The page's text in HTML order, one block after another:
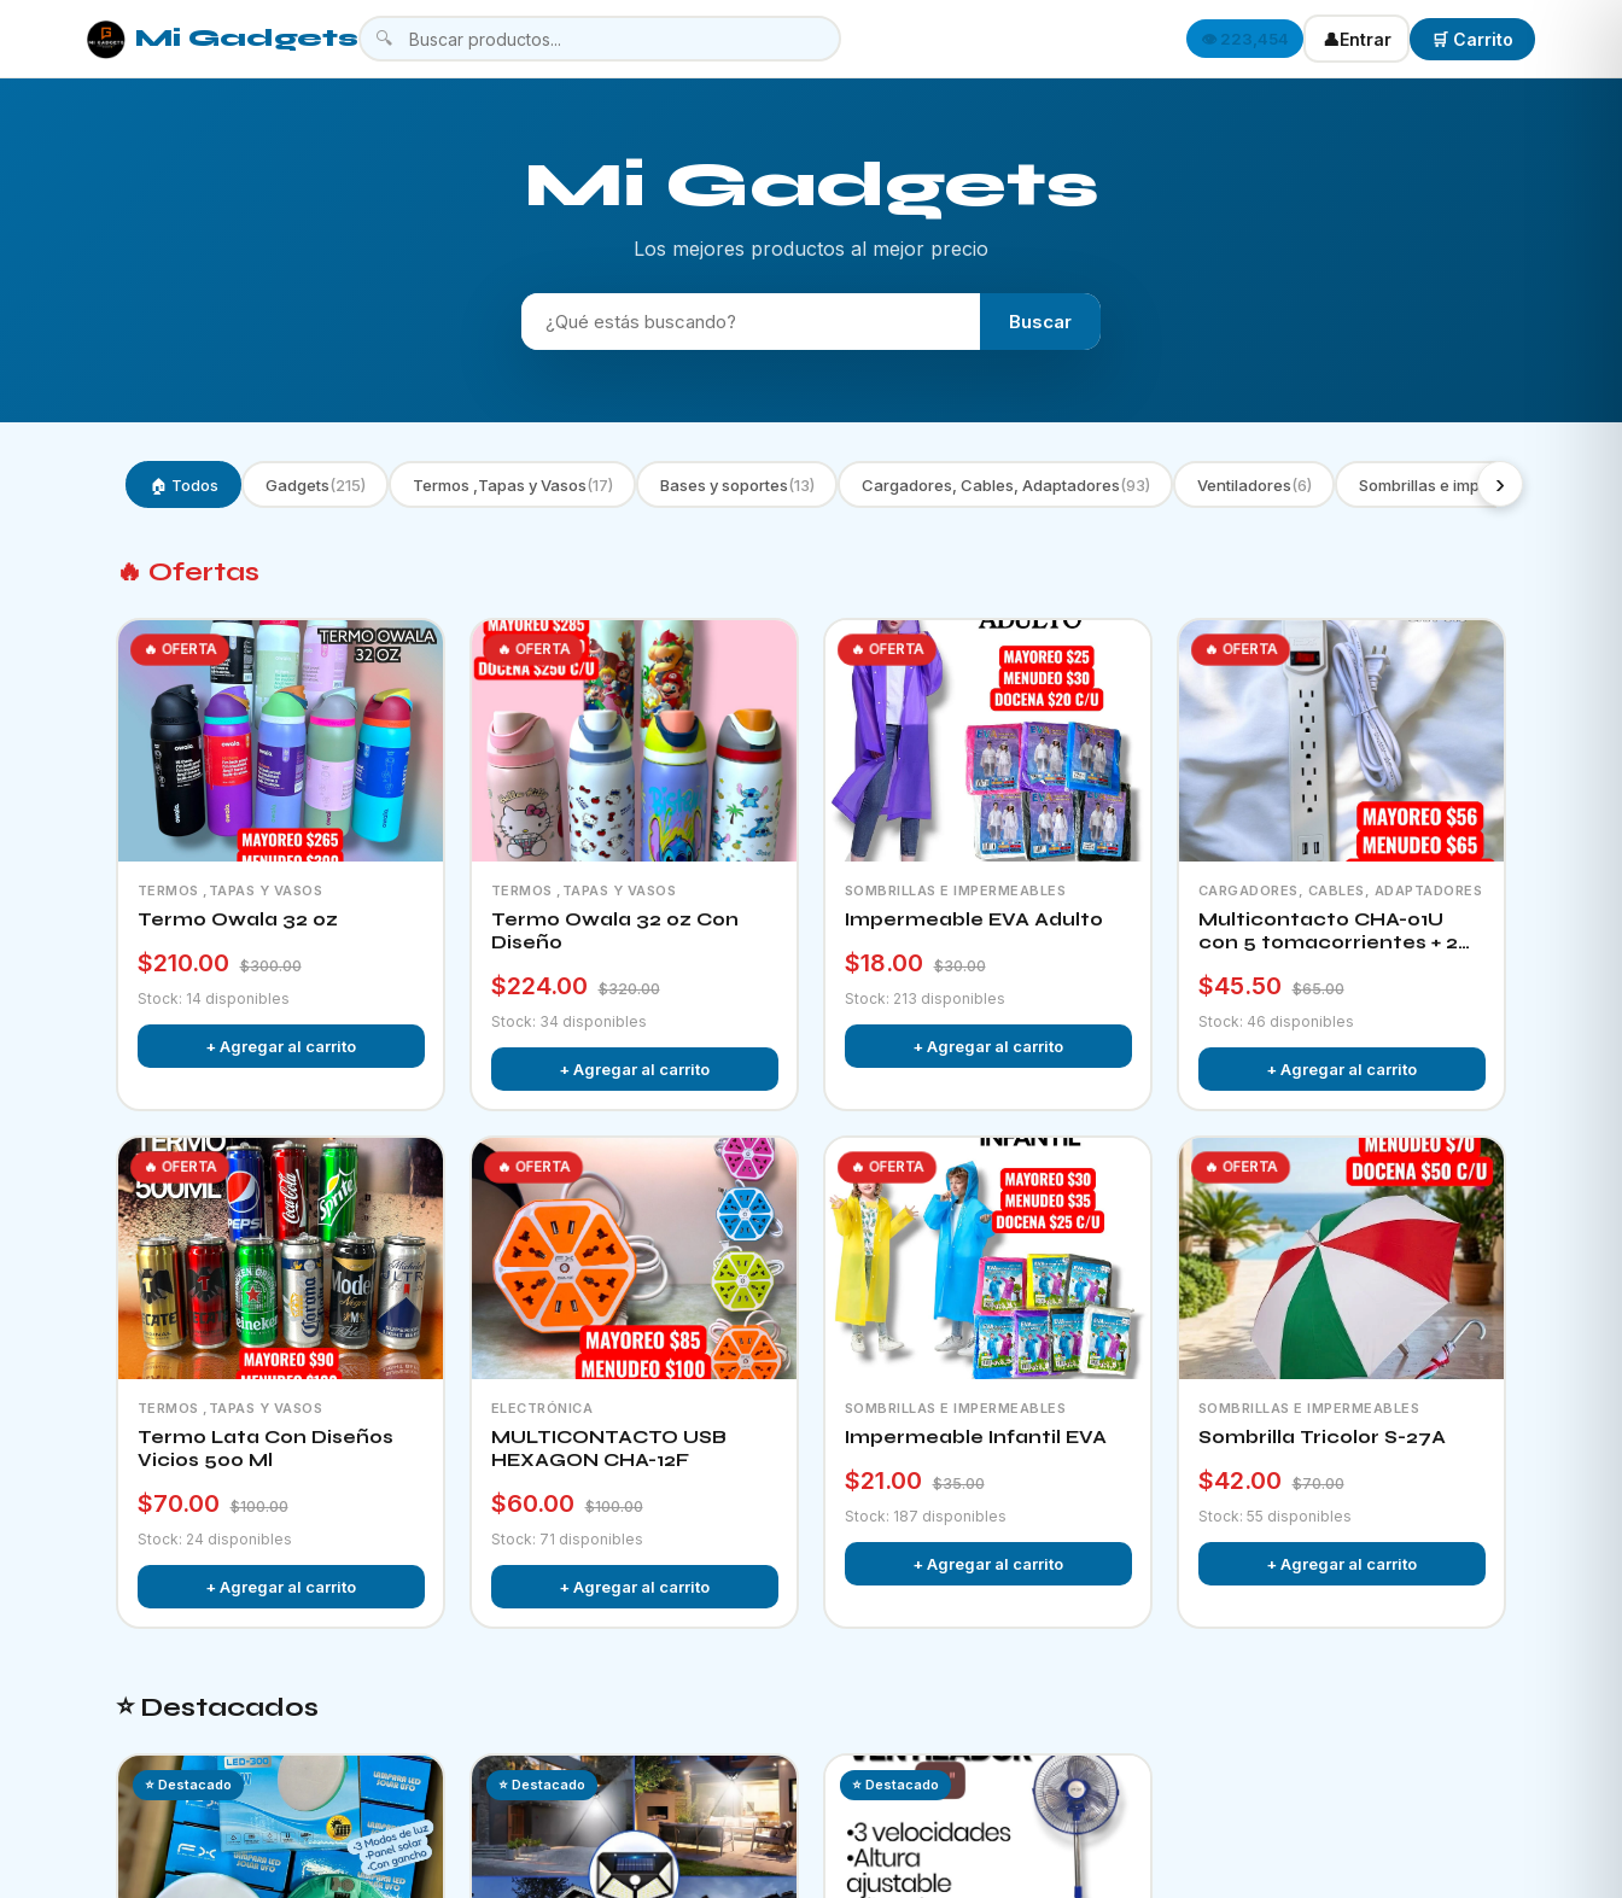
Mi Gadgets 🔍 👁️ 223,454 👤Entrar 🛒 Carrito
Mi Gadgets
Los mejores productos al mejor precio
Buscar
🏠 Todos Gadgets(215) Termos ,Tapas y Vasos(17) Bases y soportes(13) Cargadores, Cables, Adaptadores(93) Ventiladores(6) Sombrillas e impermeables
›
🔥 Ofertas
🔥 OFERTA
TERMOS ,TAPAS Y VASOS
Termo Owala 32 oz
$210.00
$300.00
Stock: 14 disponibles
+ Agregar al carrito
🔥 OFERTA
TERMOS ,TAPAS Y VASOS
Termo Owala 32 oz Con
Diseño
$224.00
$320.00
Stock: 34 disponibles
+ Agregar al carrito
🔥 OFERTA
SOMBRILLAS E IMPERMEABLES
Impermeable EVA Adulto
$18.00
$30.00
Stock: 213 disponibles
+ Agregar al carrito
🔥 OFERTA
CARGADORES, CABLES, ADAPTADORES
Multicontacto CHA-01U
con 5 tomacorrientes + 2
$45.50
$65.00
Stock: 46 disponibles
+ Agregar al carrito
🔥 OFERTA
TERMOS ,TAPAS Y VASOS
Termo Lata Con Diseños
Vicios 500 Ml
$70.00
$100.00
Stock: 24 disponibles
+ Agregar al carrito
🔥 OFERTA
ELECTRÓNICA
MULTICONTACTO USB
HEXAGON CHA-12F
$60.00
$100.00
Stock: 71 disponibles
+ Agregar al carrito
🔥 OFERTA
SOMBRILLAS E IMPERMEABLES
Impermeable Infantil EVA
$21.00
$35.00
Stock: 187 disponibles
+ Agregar al carrito
🔥 OFERTA
SOMBRILLAS E IMPERMEABLES
Sombrilla Tricolor S-27A
$42.00
$70.00
Stock: 55 disponibles
+ Agregar al carrito
⭐ Destacados
⭐ Destacado ⭐ Destacado ⭐ Destacado